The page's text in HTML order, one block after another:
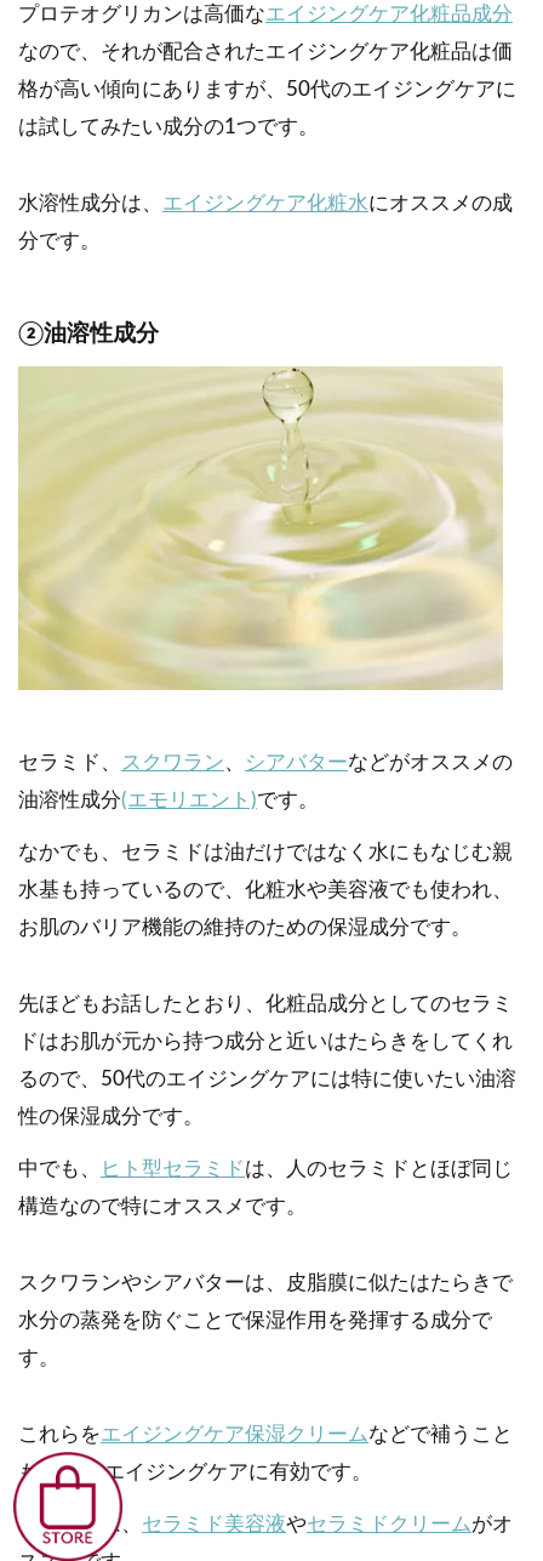
プロテオグリカンは高価なエイジングケア化粧品成分
なので、それが配合されたエイジングケア化粧品は価
格が高い傾向にありますが、50代のエイジングケアに
は試してみたい成分の1つです。
水溶性成分は、 エイジングケア化粧水にオススメの成
分です。
②油溶性成分
セラミド、 スクワラン、 シアバターなどがオススメの
油溶性成分(エモリエント)です。
なかでも、セラミドは油だけではなく水にもなじむ親
水基も持っているので、化粧水や美容液でも使われ、
お肌のバリア機能の維持のための保湿成分です。
先ほどもお話したとおり、化粧品成分としてのセラミ
ドはお肌が元から持つ成分と近いはたらきをしてくれ
るので、50代のエイジングケアには特に使いたい油溶
性の保湿成分です。
中でも、 ヒト型セラミドは、人のセラミドとほぼ同じ
構造なので特にオススメです。
スクワランやシアバターは、皮脂膜に似たはたらきで
水分の蒸発を防ぐことで保湿作用を発揮する成分で
す。
これらをエイジングケア保湿クリームなどで補うこと
も50代のエイジングケアに有効です。
セラミドは、 セラミド美容液やセラミドクリームがオ